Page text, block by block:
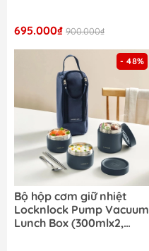
695.000₫ 900.000₫
- 48%
Bộ hộp cơm giữ nhiệt
Locknlock Pump Vacuum
Lunch Box (300mlx2,